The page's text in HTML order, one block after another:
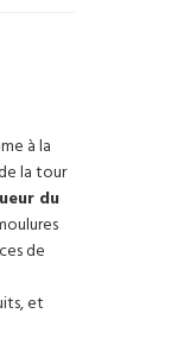
à la
la tour
du
de
et